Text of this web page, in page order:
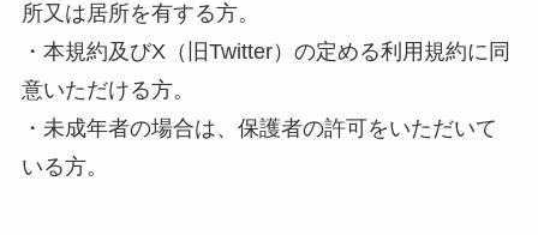
所又は居所を有する方。
・本規約及びX（旧Twitter）の定める利用規約に同
意いただける方。
・未成年者の場合は、保護者の許可をいただいて
いる方。